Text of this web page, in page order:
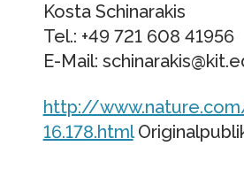
Kosta Schinarakis
Tel.: +49 721 608 41956
E-Mail:
http://
16.178.html